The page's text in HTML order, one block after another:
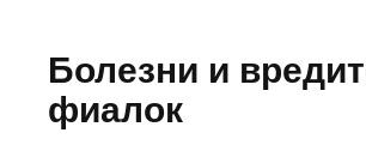
Болезни и
фиалок